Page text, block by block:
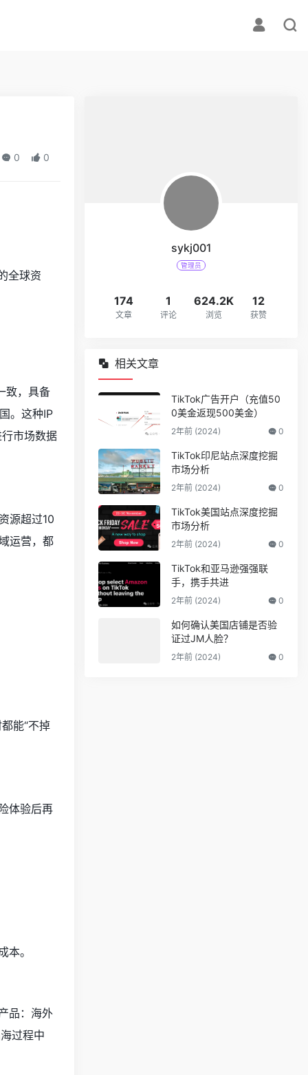
0 0
全球资
致，具备
。这种IP
市场数据
源超过10
运营，都
能“不掉
体验后再
。
品：海外
过程中
sykj001
管理员
174
文章
1
评论
624.2K
浏览
12
获赞
相关文章
TikTok广告开户（充值50
0美金返现500美金）
2年前 (2024) 0
TikTok印尼站点深度挖掘
市场分析
2年前 (2024) 0
TikTok美国站点深度挖掘
市场分析
2年前 (2024) 0
TikTok和亚马逊强强联
手，携手共进
2年前 (2024) 0
如何确认美国店铺是否验
证过JM人脸？
2年前 (2024) 0